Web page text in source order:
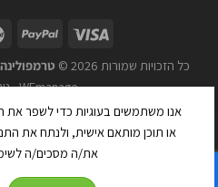
כל הזכויות שמורות 2026 ©
WEmanage - ניהול אתרים
אנו משתמשים בעוגיות כדי לשפר את
או תוכן מותאם אישית, ולנתח את
את/ה מסכים/ה